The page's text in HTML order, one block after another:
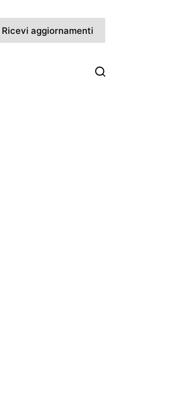
Ricevi aggiornamenti